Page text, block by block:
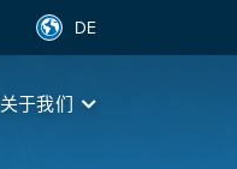
DE
关于我们